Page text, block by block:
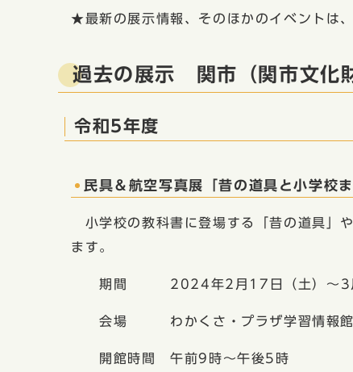
★最新の展示情報、そのほかのイベントは、
過去の展示 関市（関市文化
令和5年度
民具＆航空写真展「昔の道具と小学校
小学校の教科書に登場する「昔の道具」
ます。
期間 2024年2月17日（土）〜3月
会場 わかくさ・プラザ学習情報館
開館時間 午前9時〜午後5時